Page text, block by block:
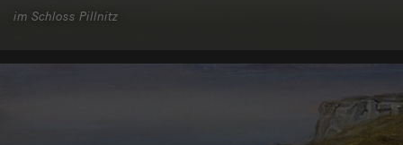
im Schloss Pillnitz